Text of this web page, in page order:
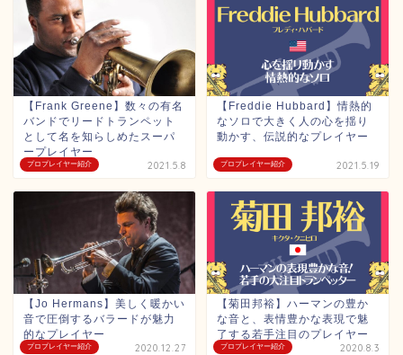
プロプレイヤー紹介
【Frank Greene】数々の有名
バンドでリードトランペット
として名を知らしめたスーパ
ープレイヤー
2021.5.8 プロプレイヤー紹介
【Freddie Hubbard】情熱的
なソロで大きく人の心を揺り
動かす、伝説的なプレイヤー
2021.5.19
プロプレイヤー紹介
【Jo Hermans】美しく暖かい
音で圧倒するバラードが魅力
的なプレイヤー
2020.12.27 プロプレイヤー紹介
【菊田邦裕】ハーマンの豊か
な音と、表情豊かな表現で魅
了する若手注目のプレイヤー
2020.8.3